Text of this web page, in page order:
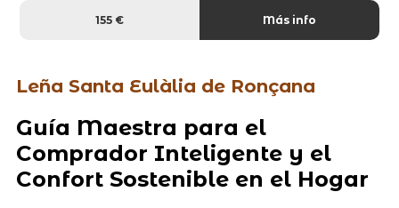
155 € Más info
Leña Santa Eulàlia de Ronçana
Guía Maestra para el
Comprador Inteligente y el
Confort Sostenible en el Hogar